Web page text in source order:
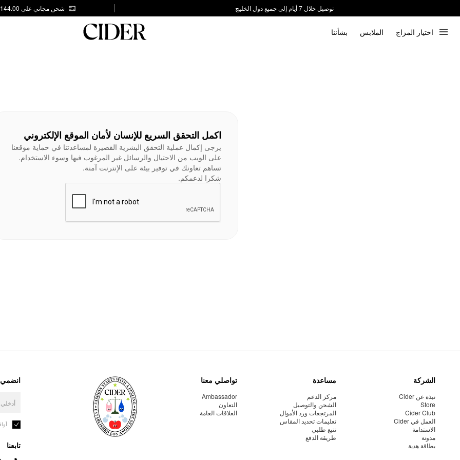
توصيل خلال 7 أيام إلى جميع دول الخليج
شحن مجاني على AED 144.00
اختيار المزاج الملابس بشأننا
اكمل التحقق السريع للإنسان لأمان الموقع الإلكتروني
يرجى إكمال عملية التحقق البشرية القصيرة لمساعدتنا في حماية موقعنا
على الويب من الاحتيال والرسائل غير المرغوب فيها وسوء الاستخدام.
تساهم تعاونك في توفير بيئة على الإنترنت آمنة.
شكرا لدعمكم.
الشركة
نبذة عن Cider
Store
Cider Club
العمل في Cider
الاستدامة
مدونة
بطاقة هدية
مساعدة
مركز الدعم
الشحن والتوصيل
المرتجعات ورد الأموال
تعليمات تحديد المقاس
تتبع طلبي
طريقة الدفع
تواصلي معنا
Ambassador
التعاون
العلاقات العامة
انضمي
تابعنا